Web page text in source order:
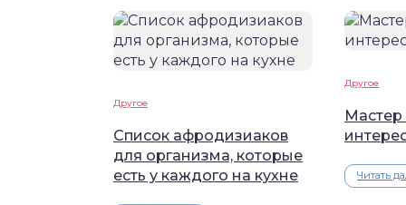
Другое
Список афродизиаков
для организма, которые
есть у каждого на кухне
Другое
Мастер
Читать